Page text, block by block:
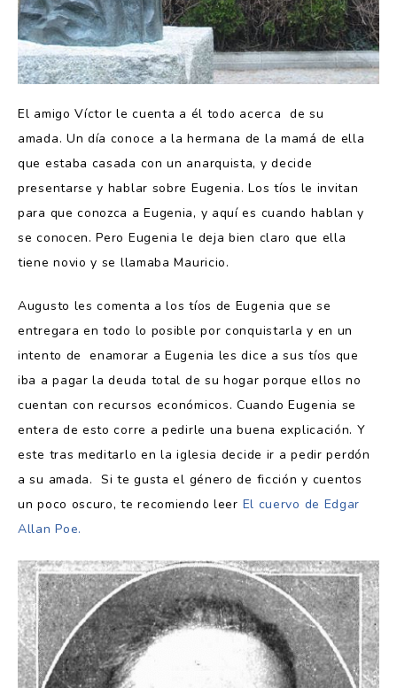
El amigo Víctor le cuenta a él todo acerca de su
amada. Un día conoce a la hermana de la mamá de ella
que estaba casada con un anarquista, y decide
presentarse y hablar sobre Eugenia. Los tíos le invitan
para que conozca a Eugenia, y aquí es cuando hablan y
se conocen. Pero Eugenia le deja bien claro que ella
tiene novio y se llamaba Mauricio.
Augusto les comenta a los tíos de Eugenia que se
entregara en todo lo posible por conquistarla y en un
intento de enamorar a Eugenia les dice a sus tíos que
iba a pagar la deuda total de su hogar porque ellos no
cuentan con recursos económicos. Cuando Eugenia se
entera de esto corre a pedirle una buena explicación. Y
este tras meditarlo en la iglesia decide ir a pedir perdón
a su amada. Si te gusta el género de ficción y cuentos
un poco oscuro, te recomiendo leer El cuervo de Edgar
Allan Poe.